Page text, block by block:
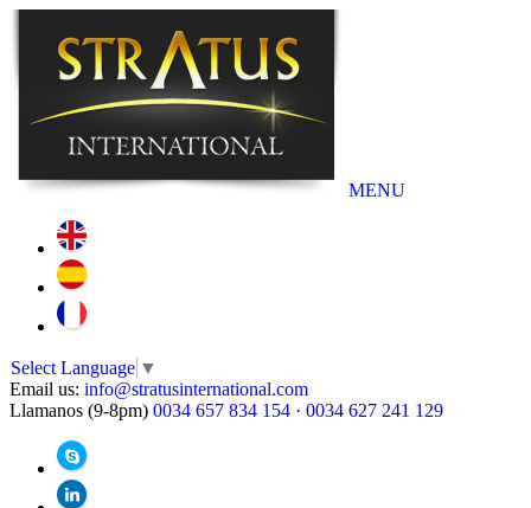
MENU
Select Language ▼
Email us: info@stratusinternational.com
Llamanos (9-8pm) 0034 657 834 154 · 0034 627 241 129